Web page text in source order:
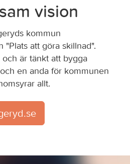
vision
kommun
"Plats att göra skillnad".
är tänkt att bygga
en anda för kommunen
allt.